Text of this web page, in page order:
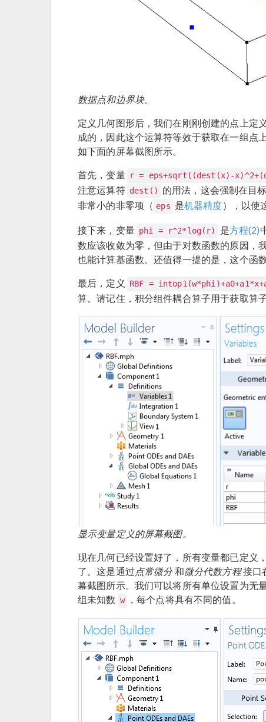
数据点和边界块。
定义几何图形后，我们在刚刚创建的点上定
成的，因此这个运算符等效于获取在一组点
如下面的屏幕截图所示。
首先，变量 r = eps+sqrt((dest(x)-
注意运算符 dest()
的用法，这会强制在目
非常小的非零项（ eps 是机器精度），以使
接下来，变量 phi = r^2*log(r) 是方程(2)
数应该收敛为零，但由于对数函数的原因，
也能计算基函数。还值得一提的是，这个函
最后，定义 RBF =
算。请记住，积分组件耦合算子用于获取算
显示变量定义的屏幕截图。
现在几何已经设置好了，所有变量都已定义
了。这是通过点常微分和微分代数方程接口
幕截图所示。我们可以将所有单位设置为无
组未知数 w ，每个点将具有不同的值。